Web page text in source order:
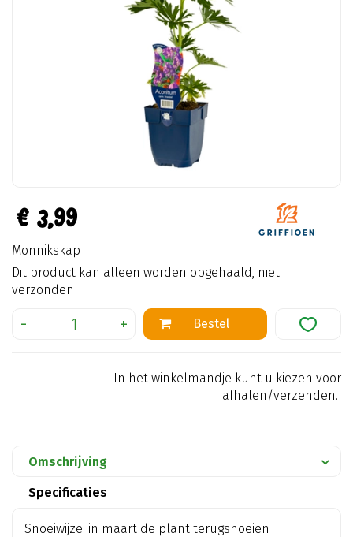
€ 3,99
Monnikskap
Dit product kan alleen worden opgehaald, niet
verzonden
In het winkelmandje kunt u kiezen voor
afhalen/verzenden.
Omschrijving
Specificaties
Snoeiwijze: in maart de plant terugsnoeien